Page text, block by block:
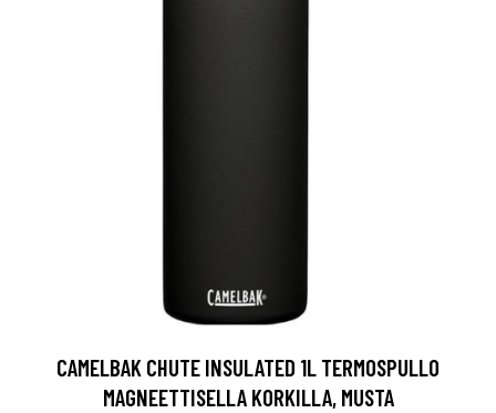
CAMELBAK CHUTE INSULATED 1L TERMOSPULLO
MAGNEETTISELLA KORKILLA, MUSTA